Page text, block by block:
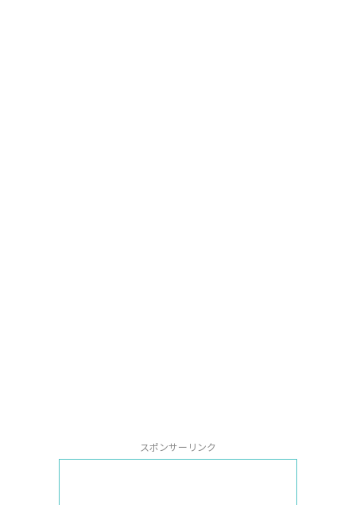
スポンサーリンク